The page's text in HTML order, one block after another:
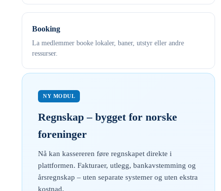
Booking
La medlemmer booke lokaler, baner, utstyr eller andre
ressurser.
NY MODUL
Regnskap – bygget for norske
foreninger
Nå kan kassereren føre regnskapet direkte i
plattformen. Fakturaer, utlegg, bankavstemming og
årsregnskap – uten separate systemer og uten ekstra
kostnad.